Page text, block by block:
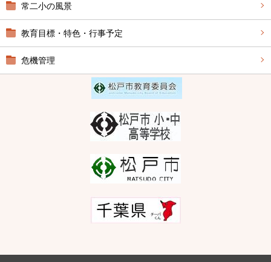
常二小の風景
教育目標・特色・行事予定
危機管理